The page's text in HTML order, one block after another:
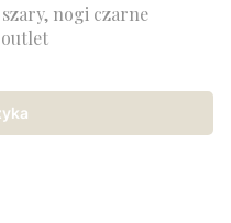
nogi czarne